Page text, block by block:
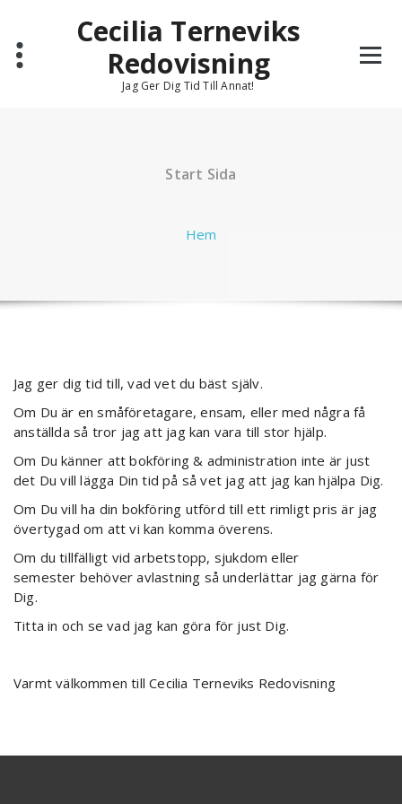
innehåll
Cecilia Terneviks
Redovisning
Jag Ger Dig Tid Till Annat!
Start Sida
Hem
Jag ger dig tid till, vad vet du bäst själv.
Om Du är en småföretagare, ensam, eller med några få
anställda så tror jag att jag kan vara till stor hjälp.
Om Du känner att bokföring & administration inte är just
det Du vill lägga Din tid på så vet jag att jag kan hjälpa Dig.
Om Du vill ha din bokföring utförd till ett rimligt pris är jag
övertygad om att vi kan komma överens.
Om du tillfälligt vid arbetstopp, sjukdom eller
semester behöver avlastning så underlättar jag gärna för
Dig.
Titta in och se vad jag kan göra för just Dig.
Varmt välkommen till Cecilia Terneviks Redovisning